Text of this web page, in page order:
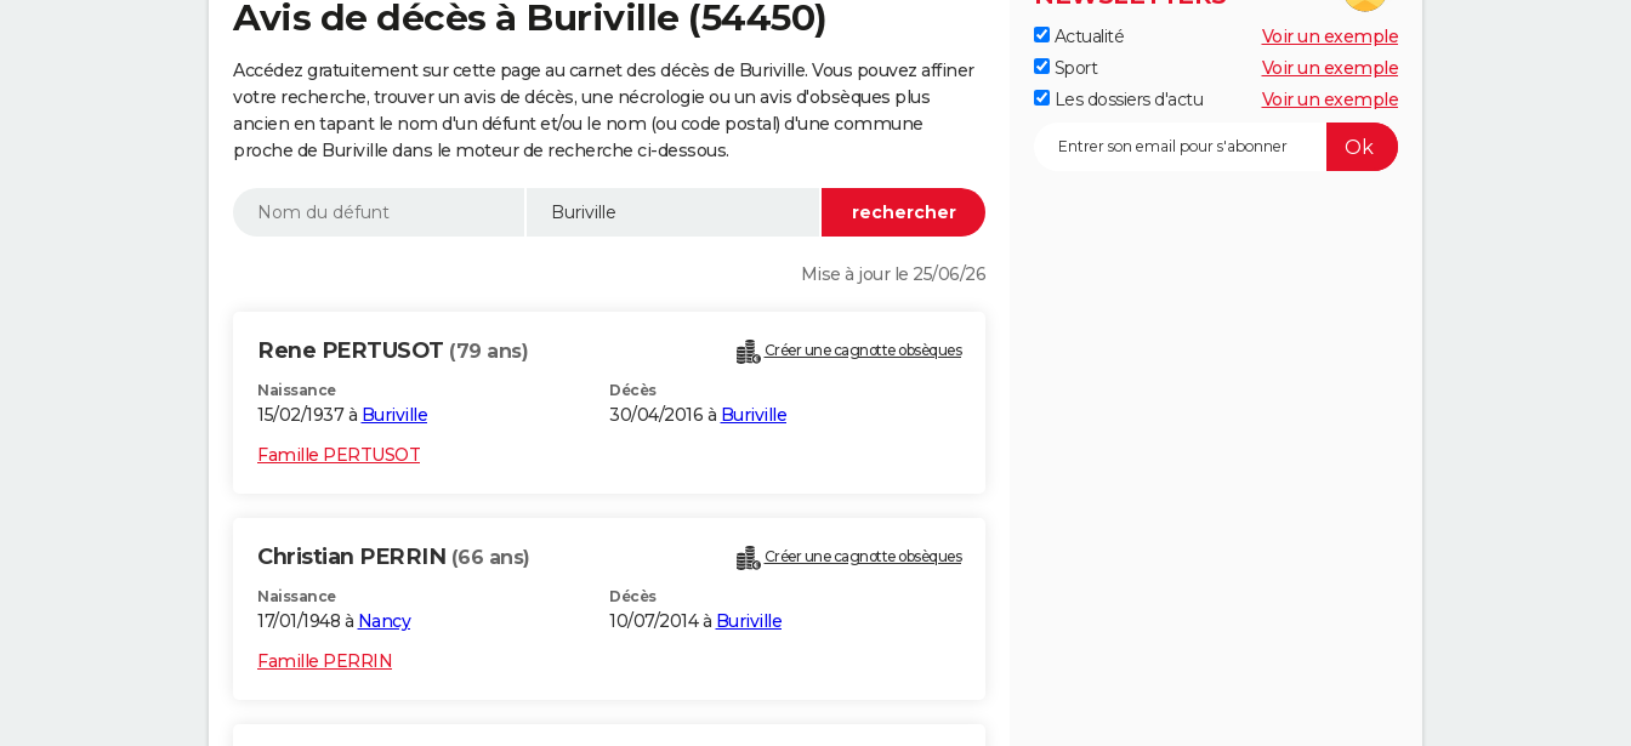
Avis de décès à Buriville (54450)
Accédez gratuitement sur cette page au carnet des décès de Buriville. Vous pouvez affiner
votre recherche, trouver un avis de décès, une nécrologie ou un avis d'obsèques plus
ancien en tapant le nom d'un défunt et/ou le nom (ou code postal) d'une commune
proche de Buriville dans le moteur de recherche ci-dessous.
Mise à jour le 25/06/26
Rene PERTUSOT (79 ans) Créer une cagnotte obsèques
Naissance
15/02/1937 à Buriville
Décès
30/04/2016 à Buriville
Famille PERTUSOT
Christian PERRIN (66 ans) Créer une cagnotte obsèques
Naissance
17/01/1948 à Nancy
Décès
10/07/2014 à Buriville
Famille PERRIN
Actualité
Voir un exemple
Sport
Voir un exemple
Les dossiers d'actu
Voir un exemple